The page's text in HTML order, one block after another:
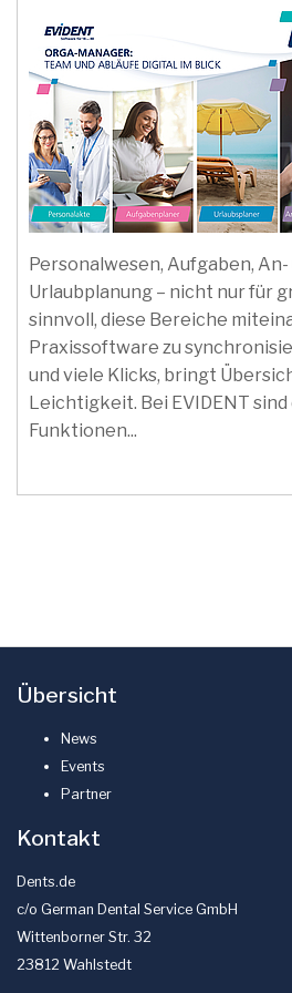
Personalwesen, Aufgaben,
Urlaubplanung – nicht nur für
sinnvoll, diese Bereiche
Praxissoftware zu
und viele Klicks, bringt
Leichtigkeit. Bei EVIDENT sind
Funktionen...
Übersicht
News
Events
Partner
Kontakt
Dents.de
c/o German Dental Service GmbH
Wittenborner Str. 32
23812 Wahlstedt